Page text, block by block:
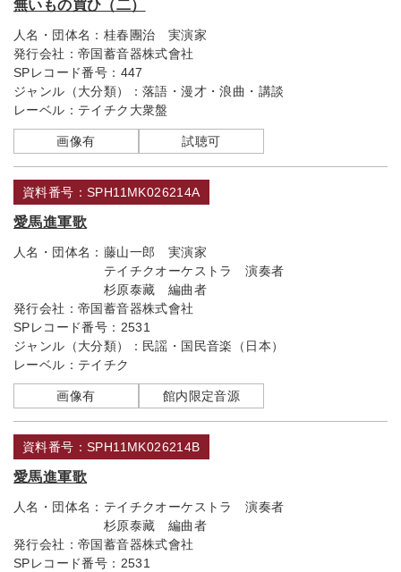
無いもの買ひ（二）
人名・団体名： 桂春團治 実演家
発行会社： 帝国蓄音器株式會社
SPレコード番号： 447
ジャンル（大分類）： 落語・漫才・浪曲・講談
レーベル： テイチク大衆盤
画像有 試聴可
資料番号：SPH11MK026214A
愛馬進軍歌
人名・団体名： 藤山一郎 実演家
テイチクオーケストラ 演奏者
杉原泰藏 編曲者
発行会社： 帝国蓄音器株式會社
SPレコード番号： 2531
ジャンル（大分類）： 民謡・国民音楽（日本）
レーベル： テイチク
画像有 館内限定音源
資料番号：SPH11MK026214B
愛馬進軍歌
人名・団体名： テイチクオーケストラ 演奏者
杉原泰藏 編曲者
発行会社： 帝国蓄音器株式會社
SPレコード番号： 2531